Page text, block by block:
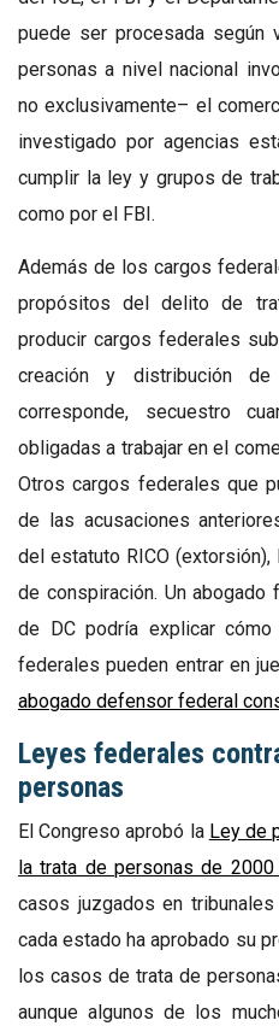
puede ser procesada según
personas a nivel nacional
no exclusivamente– el
investigado por agencias
cumplir la ley y grupos de
como por el FBI.
Además de los cargos
propósitos del delito de
producir cargos federales
creación y distribución
corresponde, secuestro
obligadas a trabajar en el
Otros cargos federales que
de las acusaciones
del estatuto RICO
de conspiración. Un
de DC podría explicar
federales pueden entrar en
abogado defensor federal
Leyes federales
personas
El Congreso aprobó la Ley de
la trata de personas de 2000
casos juzgados en
cada estado ha aprobado su
los casos de trata de
aunque algunos de los